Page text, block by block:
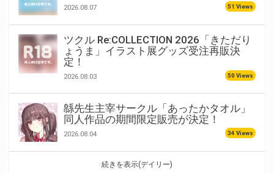
2026.08.07 51 Views
ツクル Re:COLLECTION 2026「きただり
ょうま」イラスト展グッズ受注再販決
定！
2026.08.03 50 Views
緜先生主宰サークル「あったかタオル」
同人作品の期間限定販売が決定！
2026.08.04 34 Views
続きを表示(デイリー)